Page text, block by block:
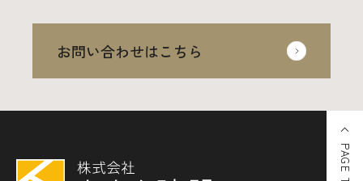
お問い合わせはこちら